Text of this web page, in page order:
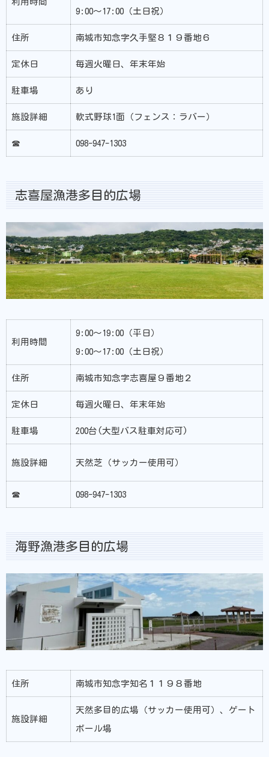
9:00〜17:00（土日祝）
住所 南城市知念字久手堅８１９番地６
定休日 毎週火曜日、年末年始
駐車場 あり
施設詳細 軟式野球1面（フェンス：ラバー）
☎ 098-947-1303
志喜屋漁港多目的広場
利用時間
9:00〜19:00（平日）
9:00〜17:00（土日祝）
住所 南城市知念字志喜屋９番地２
定休日 毎週火曜日、年末年始
駐車場 200台(大型バス駐車対応可)
施設詳細 天然芝（サッカー使用可）
☎ 098-947-1303
海野漁港多目的広場
住所 南城市知念字知名１１９８番地
施設詳細
天然多目的広場（サッカー使用可）、ゲート
ボール場